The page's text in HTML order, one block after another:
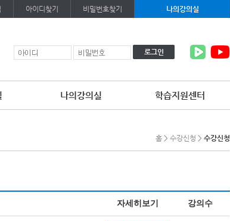
아이디찾기 비밀번호찾기 나의강의실
로그인
나의강의실 학습지원센터
홈 > 수강신청 > 수강신청
자세히보기 강의수